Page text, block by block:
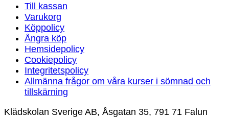
Till kassan
Varukorg
Köppolicy
Ångra köp
Hemsidepolicy
Cookiepolicy
Integritetspolicy
Allmänna frågor om våra kurser i sömnad och
tillskärning
Klädskolan Sverige AB, Åsgatan 35, 791 71 Falun